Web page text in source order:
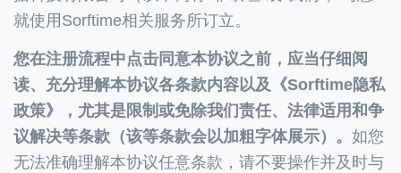
就使用Sorftime相关服务所订立。
您在注册流程中点击同意本协议之前，应当仔细阅
读、充分理解本协议各条款内容以及《Sorftime隐私
政策》，尤其是限制或免除我们责任、法律适用和争
议解决等条款（该等条款会以加粗字体展示）。 如您
无法准确理解本协议任意条款，请不要操作并及时与